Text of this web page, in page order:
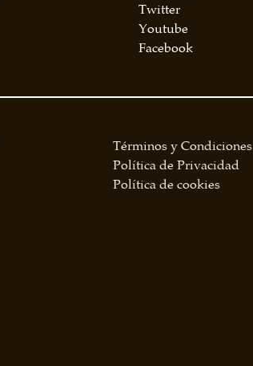
Twitter
Youtube
Facebook
Términos y Condiciones
Política de Privacidad
Política de cookies